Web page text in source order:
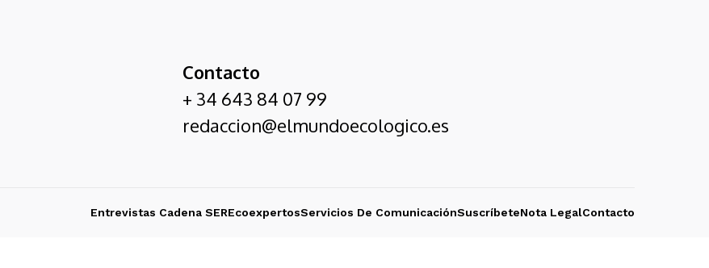
Contacto
+ 34 643 84 07 99
redaccion@elmundoecologico.es
Entrevistas Cadena SEREcoexpertosServicios De ComunicaciónSuscríbeteNota LegalContacto